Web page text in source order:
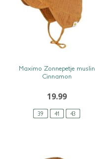
SNEL BEKIJKEN
39 41 43
Maximo Zonnepetje muslin
Cinnamon
19.99